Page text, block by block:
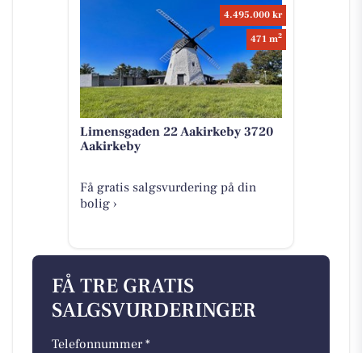
4.495.000 kr
471 m2
Limensgaden 22 Aakirkeby 3720
Aakirkeby
Få gratis salgsvurdering på din
bolig ›
FÅ TRE GRATIS
SALGSVURDERINGER
Telefonnummer *